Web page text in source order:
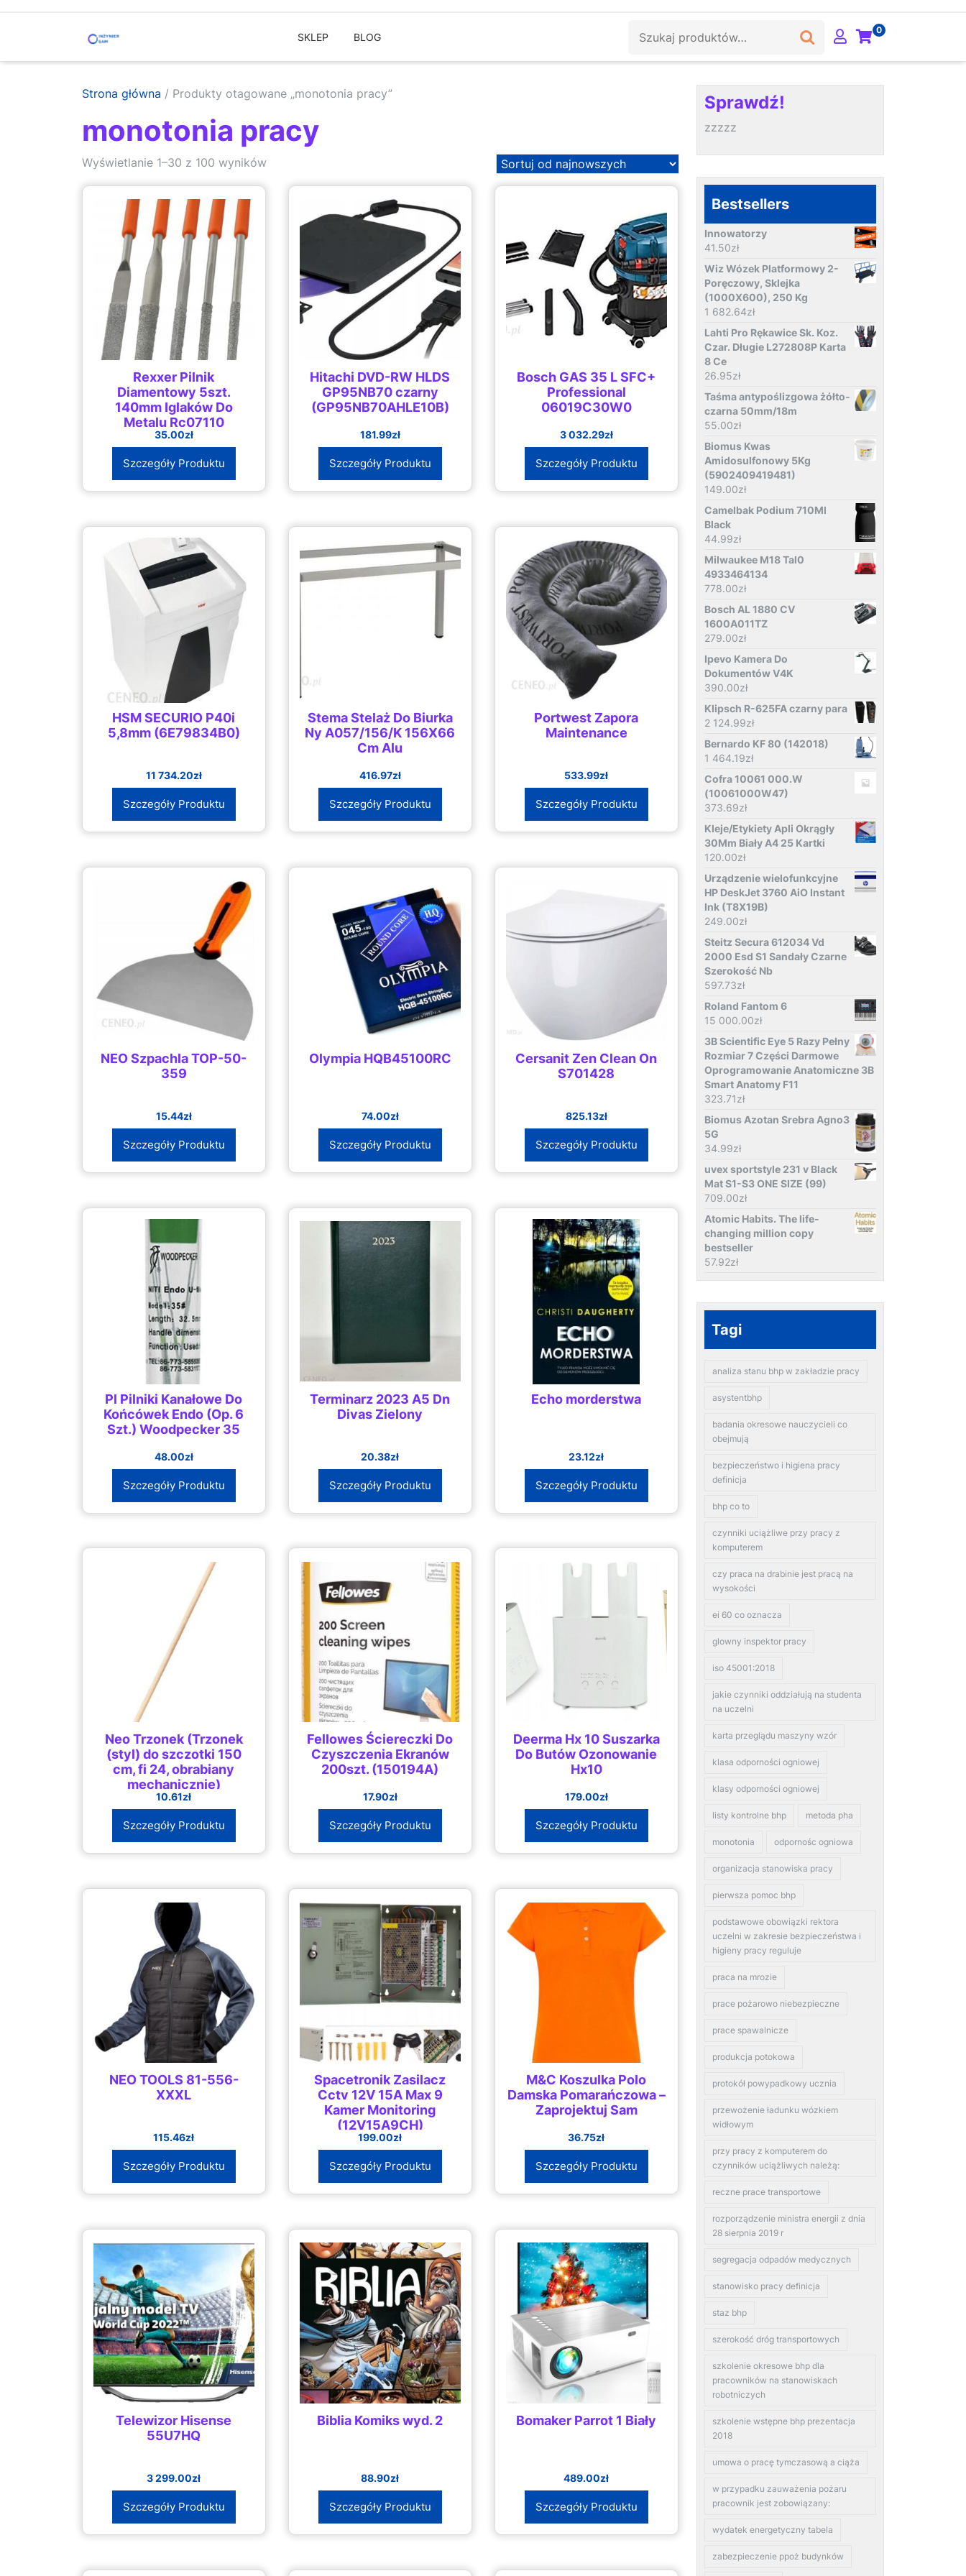
SKLEP BLOG
0
Strona główna / Produkty otagowane „monotonia pracy”
monotonia pracy
Wyświetlanie 1–30 z 100 wynikówSorted
Rexxer Pilnik
Diamentowy 5szt.
140mm Iglaków Do
Metalu Rc07110
35.00zł
Szczegóły Produktu
Hitachi DVD-RW HLDS
GP95NB70 czarny
(GP95NB70AHLE10B)
181.99zł
Szczegóły Produktu
Bosch GAS 35 L SFC+
Professional
06019C30W0
3 032.29zł
Szczegóły Produktu
HSM SECURIO P40i
5,8mm (6E79834B0)
11 734.20zł
Szczegóły Produktu
Stema Stelaż Do Biurka
Ny A057/156/K 156X66
Cm Alu
416.97zł
Szczegóły Produktu
Portwest Zapora
Maintenance
533.99zł
Szczegóły Produktu
NEO Szpachla TOP-50-
359
15.44zł
Szczegóły Produktu
Olympia HQB45100RC
74.00zł
Szczegóły Produktu
Cersanit Zen Clean On
S701428
825.13zł
Szczegóły Produktu
Pl Pilniki Kanałowe Do
Końcówek Endo (Op. 6
Szt.) Woodpecker 35
48.00zł
Szczegóły Produktu
Terminarz 2023 A5 Dn
Divas Zielony
20.38zł
Szczegóły Produktu
Echo morderstwa
23.12zł
Szczegóły Produktu
Neo Trzonek (Trzonek
(styl) do szczotki 150
cm, fi 24, obrabiany
mechanicznie)
10.61zł
Szczegóły Produktu
Fellowes Ściereczki Do
Czyszczenia Ekranów
200szt. (150194A)
17.90zł
Szczegóły Produktu
Deerma Hx 10 Suszarka
Do Butów Ozonowanie
Hx10
179.00zł
Szczegóły Produktu
NEO TOOLS 81-556-
XXXL
115.46zł
Szczegóły Produktu
Spacetronik Zasilacz
Cctv 12V 15A Max 9
Kamer Monitoring
(12V15A9CH)
199.00zł
Szczegóły Produktu
M&C Koszulka Polo
Damska Pomarańczowa –
Zaprojektuj Sam
36.75zł
Szczegóły Produktu
Telewizor Hisense
55U7HQ
3 299.00zł
Szczegóły Produktu
Biblia Komiks wyd. 2
88.90zł
Szczegóły Produktu
Bomaker Parrot 1 Biały
489.00zł
Szczegóły Produktu
Sprawdź!
zzzzz
Bestsellers
Innowatorzy
41.50zł
Wiz Wózek Platformowy 2-
Poręczowy, Sklejka
(1000X600), 250 Kg
1 682.64zł
Lahti Pro Rękawice Sk. Koz.
Czar. Długie L272808P Karta
8 Ce
26.95zł
Taśma antypoślizgowa żółto-
czarna 50mm/18m
55.00zł
Biomus Kwas
Amidosulfonowy 5Kg
(5902409419481)
149.00zł
Camelbak Podium 710Ml
Black
44.99zł
Milwaukee M18 Tal0
4933464134
778.00zł
Bosch AL 1880 CV
1600A011TZ
279.00zł
Ipevo Kamera Do
Dokumentów V4K
390.00zł
Klipsch R-625FA czarny para
2 124.99zł
Bernardo KF 80 (142018)
1 464.19zł
Cofra 10061 000.W
(10061000W47)
373.69zł
Kleje/Etykiety Apli Okrągły
30Mm Biały A4 25 Kartki
120.00zł
Urządzenie wielofunkcyjne
HP DeskJet 3760 AiO Instant
Ink (T8X19B)
249.00zł
Steitz Secura 612034 Vd
2000 Esd S1 Sandały Czarne
Szerokość Nb
597.73zł
Roland Fantom 6
15 000.00zł
3B Scientific Eye 5 Razy Pełny
Rozmiar 7 Części Darmowe
Oprogramowanie Anatomiczne 3B
Smart Anatomy F11
323.71zł
Biomus Azotan Srebra Agno3
5G
34.99zł
uvex sportstyle 231 v Black
Mat S1-S3 ONE SIZE (99)
709.00zł
Atomic Habits. The life-
changing million copy
bestseller
57.92zł
Tagi
analiza stanu bhp w zakładzie pracy
asystentbhp
badania okresowe nauczycieli co
obejmują
bezpieczeństwo i higiena pracy
definicja
bhp co to
czynniki uciążliwe przy pracy z
komputerem
czy praca na drabinie jest pracą na
wysokości
ei 60 co oznacza
glowny inspektor pracy
iso 45001:2018
jakie czynniki oddziałują na studenta
na uczelni
karta przeglądu maszyny wzór
klasa odporności ogniowej
klasy odporności ogniowej
listy kontrolne bhp metoda pha
monotonia odpornośc ogniowa
organizacja stanowiska pracy
pierwsza pomoc bhp
podstawowe obowiązki rektora
uczelni w zakresie bezpieczeństwa i
higieny pracy reguluje
praca na mrozie
prace pożarowo niebezpieczne
prace spawalnicze
produkcja potokowa
protokół powypadkowy ucznia
przewożenie ładunku wózkiem
widłowym
przy pracy z komputerem do
czynników uciążliwych należą:
reczne prace transportowe
rozporządzenie ministra energii z dnia
28 sierpnia 2019 r
segregacja odpadów medycznych
stanowisko pracy definicja
staz bhp
szerokość dróg transportowych
szkolenie okresowe bhp dla
pracowników na stanowiskach
robotniczych
szkolenie wstępne bhp prezentacja
2018
umowa o pracę tymczasową a ciąża
w przypadku zauważenia pożaru
pracownik jest zobowiązany:
wydatek energetyczny tabela
zabezpieczenie ppoż budynków